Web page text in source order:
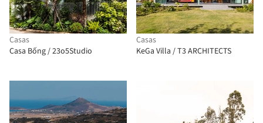
Casas
Casa Bống / 23o5Studio
Casas
KeGa Villa / T3 ARCHITECTS